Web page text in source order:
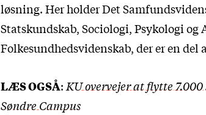
løsning. Her holder Det
Statskundskab, Sociologi, Psykologi
Folkesundhedsvidenskab, der er en
LÆS OGSÅ:KU overvejer at flytte
Søndre Campus